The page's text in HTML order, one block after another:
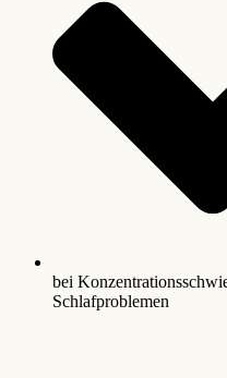
bei
Schlafproblemen